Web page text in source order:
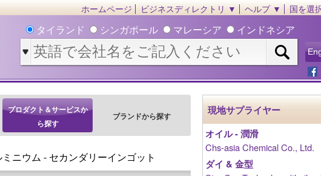
ホームページ ビジネスディレクトリ ▼ ヘルプ ▼ 国を選
タイランド シンガポール マレーシア インドネシア
プロダクト＆サービスか
ら探す
ブランドから探す
ニウム - セカンダリーインゴット
現地サプライヤー
オイル - 潤滑
Chs-asia Chemical Co., Ltd.
ダイ & 金型